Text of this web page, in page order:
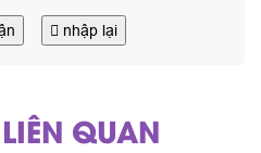
nhập lại
QUAN